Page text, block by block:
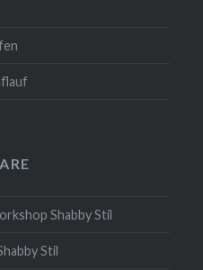
Shabby Stil
Stil